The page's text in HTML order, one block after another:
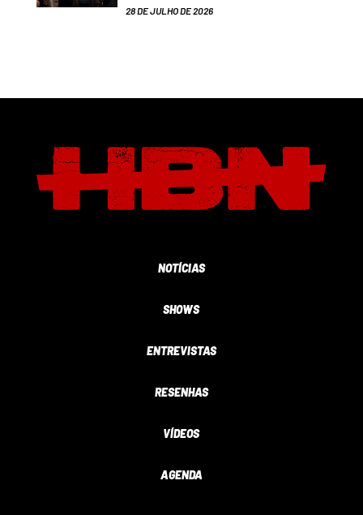
28 DE JULHO DE 2026
NOTÍCIAS
SHOWS
ENTREVISTAS
RESENHAS
VÍDEOS
AGENDA